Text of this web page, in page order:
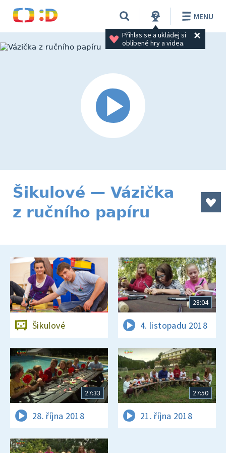
Přihlas se a ukládej si
oblíbené hry a videa.
MENU
Šikulové — Vázička
z ručního papíru
Šikulové
28:04
4. listopadu 2018
27:33
28. října 2018
27:50
21. října 2018